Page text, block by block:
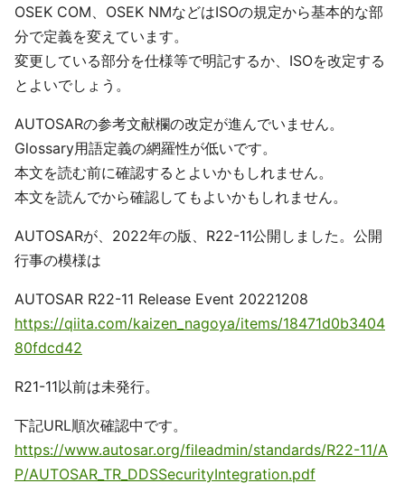
OSEK COM、OSEK NMなどはISOの規定から基本的な部
分で定義を変えています。
変更している部分を仕様等で明記するか、ISOを改定する
とよいでしょう。
AUTOSARの参考文献欄の改定が進んでいません。
Glossary用語定義の網羅性が低いです。
本文を読む前に確認するとよいかもしれません。
本文を読んでから確認してもよいかもしれません。
AUTOSARが、2022年の版、R22-11公開しました。公開
行事の模様は
AUTOSAR R22-11 Release Event 20221208
https://qiita.com/kaizen_nagoya/items/18471d0b3404
80fdcd42
R21-11以前は未発行。
下記URL順次確認中です。
https://www.autosar.org/fileadmin/standards/R22-11/A
P/AUTOSAR_TR_DDSSecurityIntegration.pdf